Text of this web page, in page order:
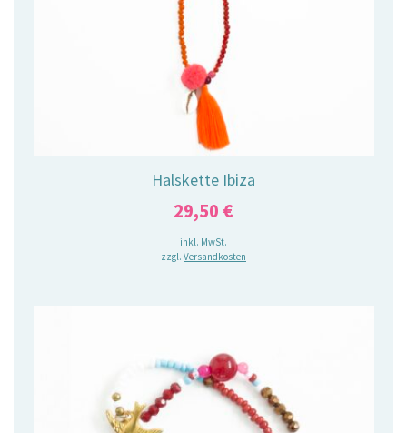
Halskette Ibiza
29,50 €
inkl. MwSt.
zzgl. Versandkosten